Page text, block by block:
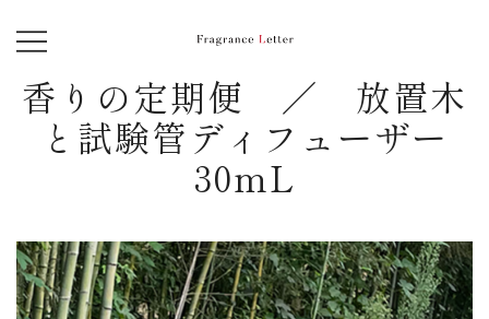
ン
キ
ッ
Fragrance Letter
季節を感じる、香りの定期便
香りの定期便 ／ 放置木
と試験管ディフューザー
30mL